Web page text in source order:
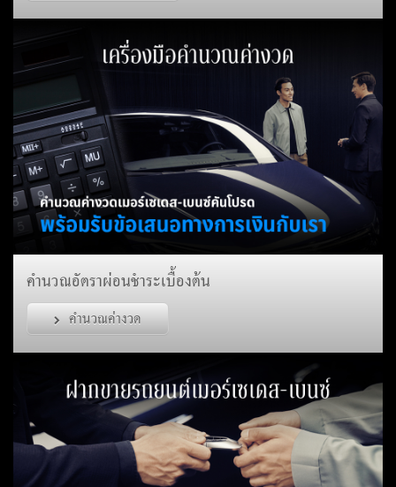
คำนวณอัตราผ่อนชำระเบื้องต้น
คำนวณค่างวด